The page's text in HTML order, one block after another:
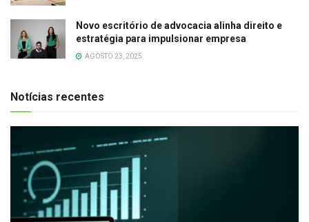
Novo escritório de advocacia alinha direito e
estratégia para impulsionar empresa
AGOSTO 23, 2025
Notícias recentes